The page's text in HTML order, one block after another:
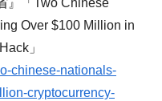
』株価暴落で200兆蒸
ランドを通報しようキ
』「Two Chinese
Over $100 Million in
」
chinese-nationals-
cryptocurrency-